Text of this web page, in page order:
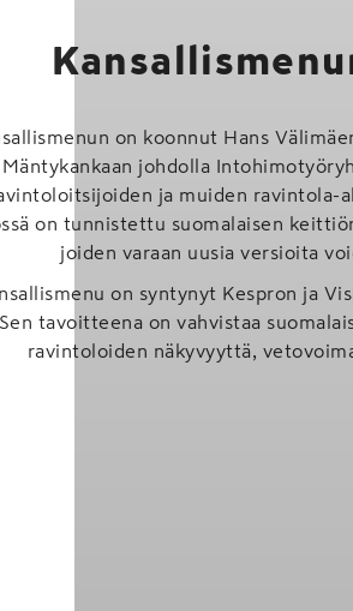
on koonnut Hans
Mäntykankaan johdolla
ja muiden ravintola-
on tunnistettu suomalaisen
joiden varaan uusia versioita
on syntynyt Kespron ja
Sen tavoitteena on vahvistaa
ravintoloiden näkyvyyttä,